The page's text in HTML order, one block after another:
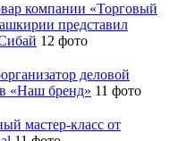
компании «Торговый
представил
12 фото
деловой
«Наш бренд» 11 фото
мастер-класс от